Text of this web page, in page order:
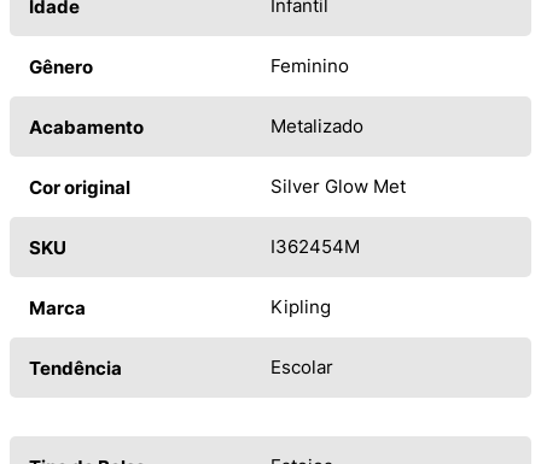
Idade Infantil
Gênero Feminino
Acabamento Metalizado
Cor original Silver Glow Met
SKU I362454M
Marca Kipling
Tendência Escolar